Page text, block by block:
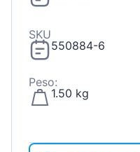
SKU
550884-6
Peso:
1.50 kg